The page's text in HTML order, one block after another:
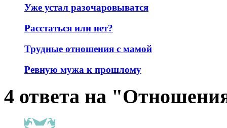
Уже устал разочаровыватся
Расстаться или нет?
Трудные отношения с мамой
Ревную мужа к прошлому
4 ответа на